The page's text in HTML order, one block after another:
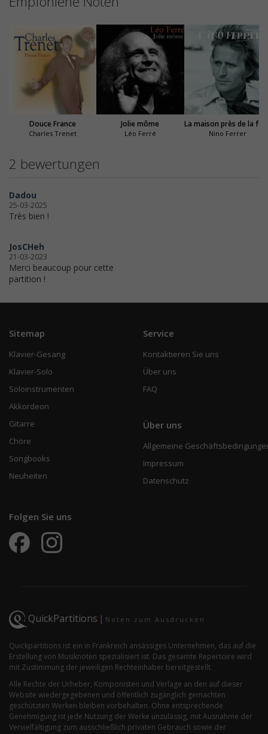
Douce France
Charles Trenet
Jolie môme
Léo Ferré Nino Ferrer
2 bewertungen
Dadou
25-03-2025
Très bien !
JosCHeh
21-03-2023
Merci beaucoup pour cette
partition !
Sitemap
Klavier-Gesang
Klavier-Solo
Soloinstrumenten
Akkordeon
Gitarre
Chöre
Songbooks
Neuheiten
Service
Kontaktieren Sie uns
Über uns
FAQ
Über uns
Allgemeine
Impressum
Datenschutz
Folgen Sie uns
QuickPartitions | Noten zum Ausdrucken
Quickpartitions ist ein in Frankreich ansässiges Unternehmen, das auf die
Erstellung von Musiknoten spezialisiert ist. Das gesamte Repertoire wird
mit Zustimmung der jeweiligen Rechteinhaber bereitgestellt.
Alle Rechte der Urheber, Komponisten und Verlage an den auf dieser
Website wiedergegebenen und öffentlich zugänglich gemachten
geschützten Werken bleiben vorbehalten. Ohne entsprechende
Genehmigung ist jede Nutzung der Werke unzulässig, mit Ausnahme der
Vervielfältigung zum ausschließlich privaten Gebrauch sowie der